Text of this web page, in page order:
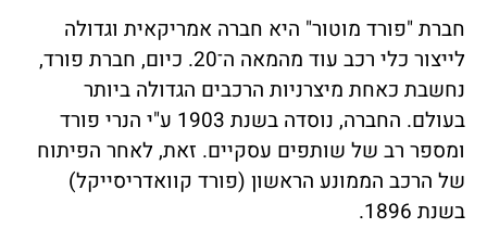
חברת "פורד מוטור" היא חברה אמריקאית וגדולה
לייצור כלי רכב עוד מהמאה ה־20. כיום, חברת פורד,
נחשבת כאחת מיצרניות הרכבים הגדולה ביותר
בעולם. החברה, נוסדה בשנת 1903 ע"י הנרי פורד
ומספר רב של שותפים עסקיים. זאת, לאחר הפיתוח
של הרכב הממונע הראשון (פורד קוואדריסייקל)
בשנת 1896.